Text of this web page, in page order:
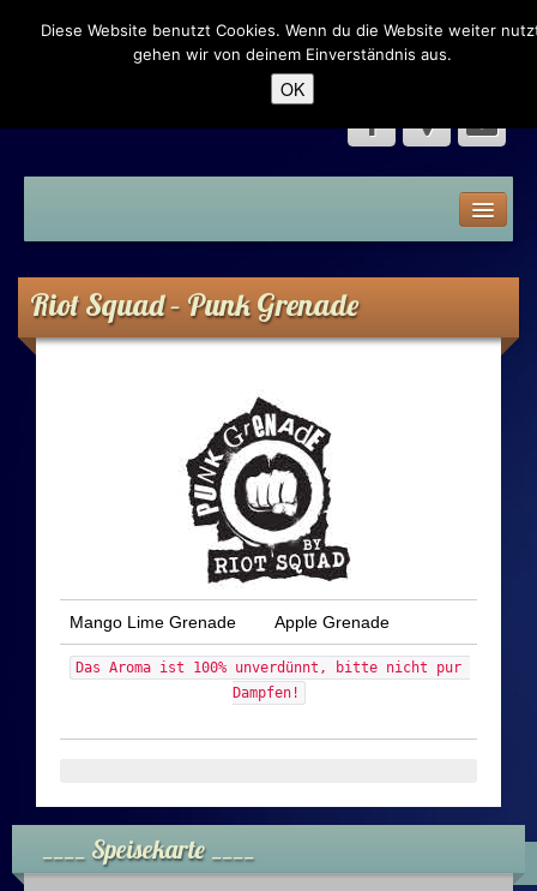
Dampfer Eck – Neumünster
Speisekarte
Liquid
Infos & Downloads
Impressum
Datenschutzerklärung
Data Access Request
Riot Squad – Punk Grenade
Mango Lime Grenade Apple Grenade
Das Aroma ist 100% unverdünnt, bitte nicht pur
Dampfen!
____ Speisekarte ____
Diese Website benutzt Cookies. Wenn du die Website weiter
gehen wir von deinem Einverständnis aus.
OK